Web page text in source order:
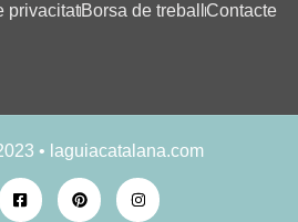
privacitatBorsa de treball Contacte
• laguiacatalana.com